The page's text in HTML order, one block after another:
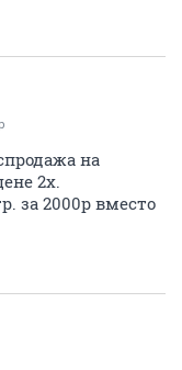
на
2х.
за 2000р вместо